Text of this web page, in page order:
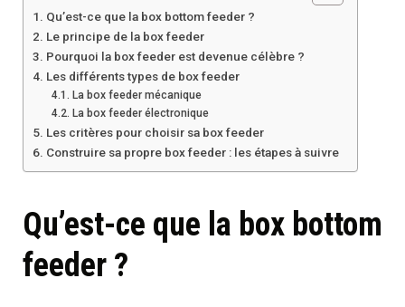
Qu’est-ce que la box bottom feeder ?
Le principe de la box feeder
Pourquoi la box feeder est devenue célèbre ?
Les différents types de box feeder
La box feeder mécanique
La box feeder électronique
Les critères pour choisir sa box feeder
Construire sa propre box feeder : les étapes à suivre
Qu’est-ce que la box bottom
feeder ?